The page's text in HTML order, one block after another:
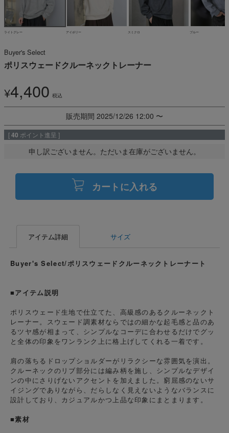
ライトグレー アイボリー スミクロ ブルー
Buyer's Select
ポリスウェードクルーネックトレーナー
¥4,400 税込
販売期間 2025/12/26 12:00 〜
[40 ポイント進呈 ]
申し訳ございません。ただいま在庫がございません。
カートに入れる
アイテム詳細 サイズ
Buyer's Select/ポリスウェードクルーネックトレーナート
■アイテム説明
ポリスウェード生地で仕立てた、高級感のあるクルーネックト
レーナー。スウェード調素材ならではの細かな起毛感と品のあ
るツヤ感が相まって、シンプルなコーデに合わせるだけでグッ
と全体の印象をワンランク上に格上げしてくれる一着です。
肩の落ちるドロップショルダーがリラクシーな雰囲気を演出。
クルーネックのリブ部分には編み柄を施し、シンプルなデザイ
ンの中にさりげないアクセントを加えました。窮屈感のないサ
イジングでありながら、だらしなく見えないようなバランスに
設計しており、カジュアルかつ上品な印象にまとまります。
■素材